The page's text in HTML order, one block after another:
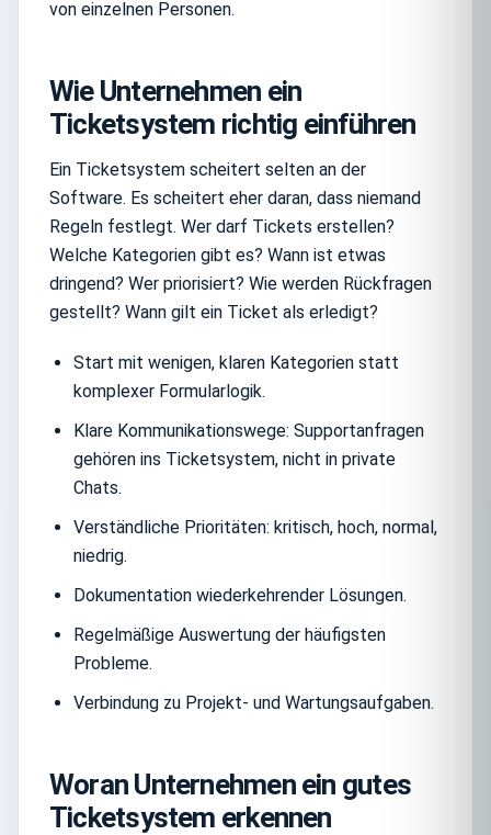
von einzelnen Personen.
Wie Unternehmen ein
Ticketsystem richtig einführen
Ein Ticketsystem scheitert selten an der
Software. Es scheitert eher daran, dass niemand
Regeln festlegt. Wer darf Tickets erstellen?
Welche Kategorien gibt es? Wann ist etwas
dringend? Wer priorisiert? Wie werden Rückfragen
gestellt? Wann gilt ein Ticket als erledigt?
Start mit wenigen, klaren Kategorien statt
komplexer Formularlogik.
Klare Kommunikationswege: Supportanfragen
gehören ins Ticketsystem, nicht in private
Chats.
Verständliche Prioritäten: kritisch, hoch, normal,
niedrig.
Dokumentation wiederkehrender Lösungen.
Regelmäßige Auswertung der häufigsten
Probleme.
Verbindung zu Projekt- und Wartungsaufgaben.
Woran Unternehmen ein gutes
Ticketsystem erkennen